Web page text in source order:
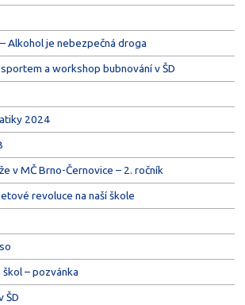
Alkohol je nebezpečná droga
a workshop bubnování v ŠD
2024
v MČ Brno-Černovice – 2. ročník
revoluce na naší škole
– pozvánka
ŠD